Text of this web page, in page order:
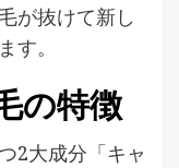
が抜けて新し
す。
の特徴
2大成分「キャ